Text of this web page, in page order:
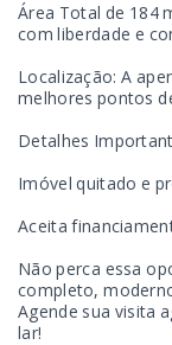
Área Total de 184
com liberdade e
Localização: A
melhores pontos
Detalhes
Imóvel quitado e
Aceita
Não perca essa
completo,
Agende sua visita
lar!